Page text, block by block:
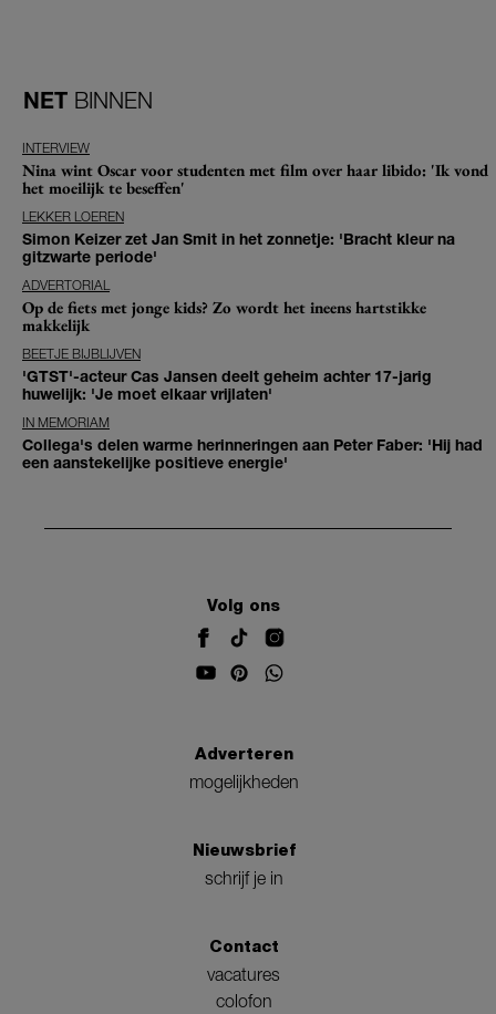
NET BINNEN
INTERVIEW
Nina wint Oscar voor studenten met film over haar libido: 'Ik vond
het moeilijk te beseffen'
LEKKER LOEREN
Simon Keizer zet Jan Smit in het zonnetje: 'Bracht kleur na
gitzwarte periode'
ADVERTORIAL
Op de fiets met jonge kids? Zo wordt het ineens hartstikke
makkelijk
BEETJE BIJBLIJVEN
'GTST'-acteur Cas Jansen deelt geheim achter 17-jarig
huwelijk: 'Je moet elkaar vrijlaten'
IN MEMORIAM
Collega's delen warme herinneringen aan Peter Faber: 'Hij had
een aanstekelijke positieve energie'
Volg ons
Adverteren
mogelijkheden
Nieuwsbrief
schrijf je in
Contact
vacatures
colofon